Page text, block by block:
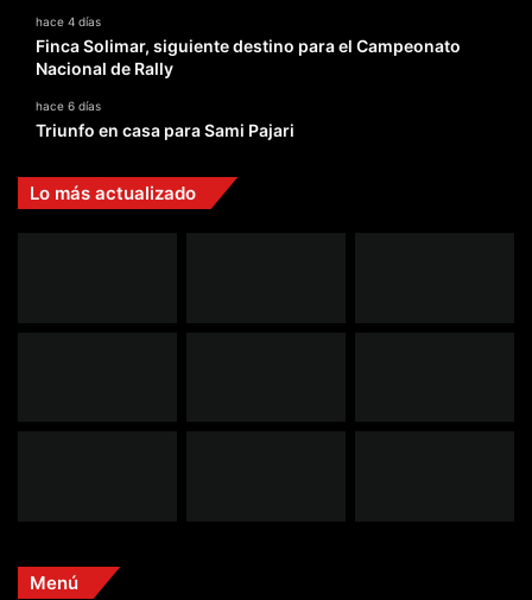
hace 4 días
Finca Solimar, siguiente destino para el Campeonato
Nacional de Rally
hace 6 días
Triunfo en casa para Sami Pajari
Lo más actualizado
Menú